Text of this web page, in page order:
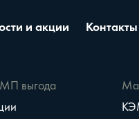
и акции Контакты
выгода